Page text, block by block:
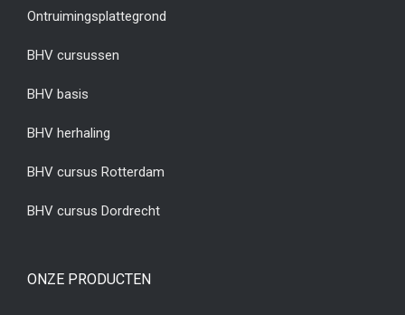
Ontruimingsplattegrond
BHV cursussen
BHV basis
BHV herhaling
BHV cursus Rotterdam
BHV cursus Dordrecht
ONZE PRODUCTEN